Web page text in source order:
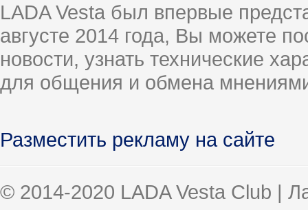
LADA Vesta был впервые
августе 2014 года, Вы можете
новости, узнать технические
для общения и обмена
Разместить рекламу на сайте
© 2014-2020 LADA Vesta Club |